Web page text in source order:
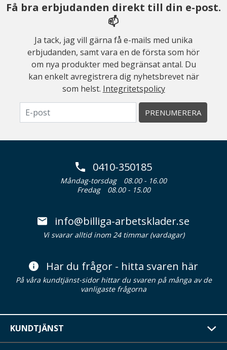
Få bra erbjudanden direkt till din e-post.
📫
Ja tack, jag vill gärna få e-mails med unika
erbjudanden, samt vara en de första som hör
om nya produkter med begränsat antal. Du
kan enkelt avregistrera dig nyhetsbrevet när
som helst. Integritetspolicy
PRENUMERERA
0410-350185
Måndag-torsdag
08.00 - 16.00
Fredag
08.00 - 15.00
info@billiga-arbetsklader.se
Vi svarar alltid inom 24 timmar (vardagar)
Har du frågor - hitta svaren här
På våra kundtjänst-sidor hittar du svaren på många av de
vanligaste frågorna
KUNDTJÄNST